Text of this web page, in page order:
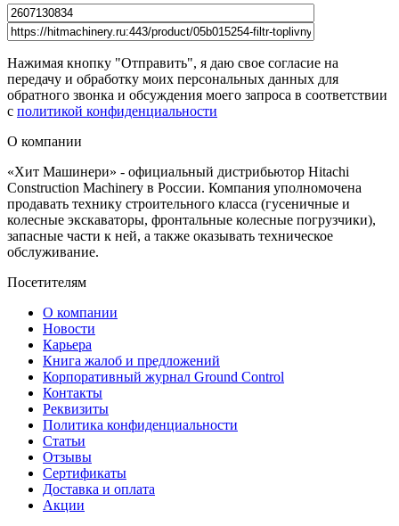
Нажимая кнопку "Отправить", я даю свое согласие на
передачу и обработку моих персональных данных для
обратного звонка и обсуждения моего запроса в соответствии
с политикой конфиденциальности
О компании
«Хит Машинери» - официальный дистрибьютор Hitachi
Construction Machinery в России. Компания уполномочена
продавать технику строительного класса (гусеничные и
колесные экскаваторы, фронтальные колесные погрузчики),
запасные части к ней, а также оказывать техническое
обслуживание.
Посетителям
О компании
Новости
Карьера
Книга жалоб и предложений
Корпоративный журнал Ground Control
Контакты
Реквизиты
Политика конфиденциальности
Статьи
Отзывы
Сертификаты
Доставка и оплата
Акции